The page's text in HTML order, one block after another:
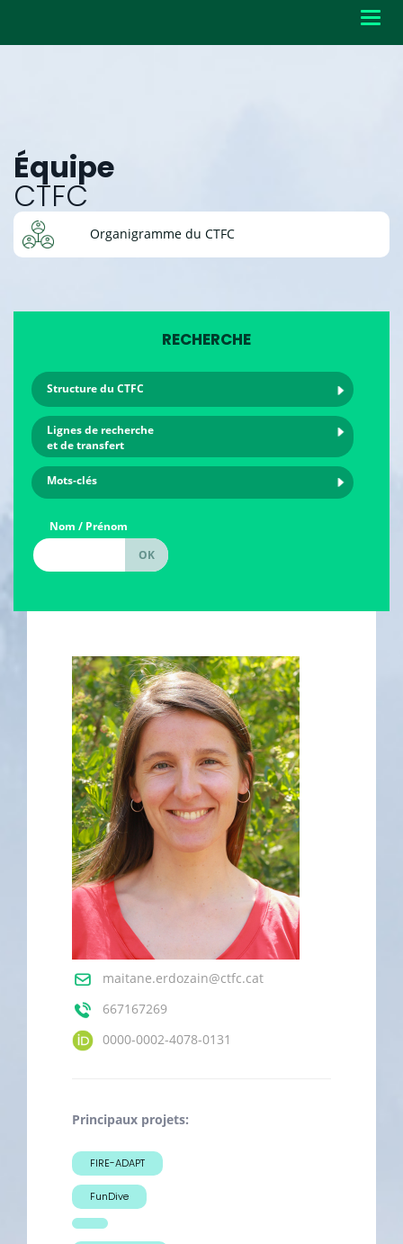
Équipe
CTFC
Organigramme du CTFC
RECHERCHE
Structure du CTFC
Lignes de recherche
et de transfert
Mots-clés
Nom / Prénom
maitane.erdozain@ctfc.cat
667167269
0000-0002-4078-0131
Principaux projets:
FIRE-ADAPT
FunDive